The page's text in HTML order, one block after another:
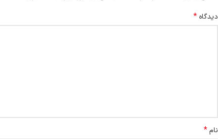
دیدگاه *
نام*